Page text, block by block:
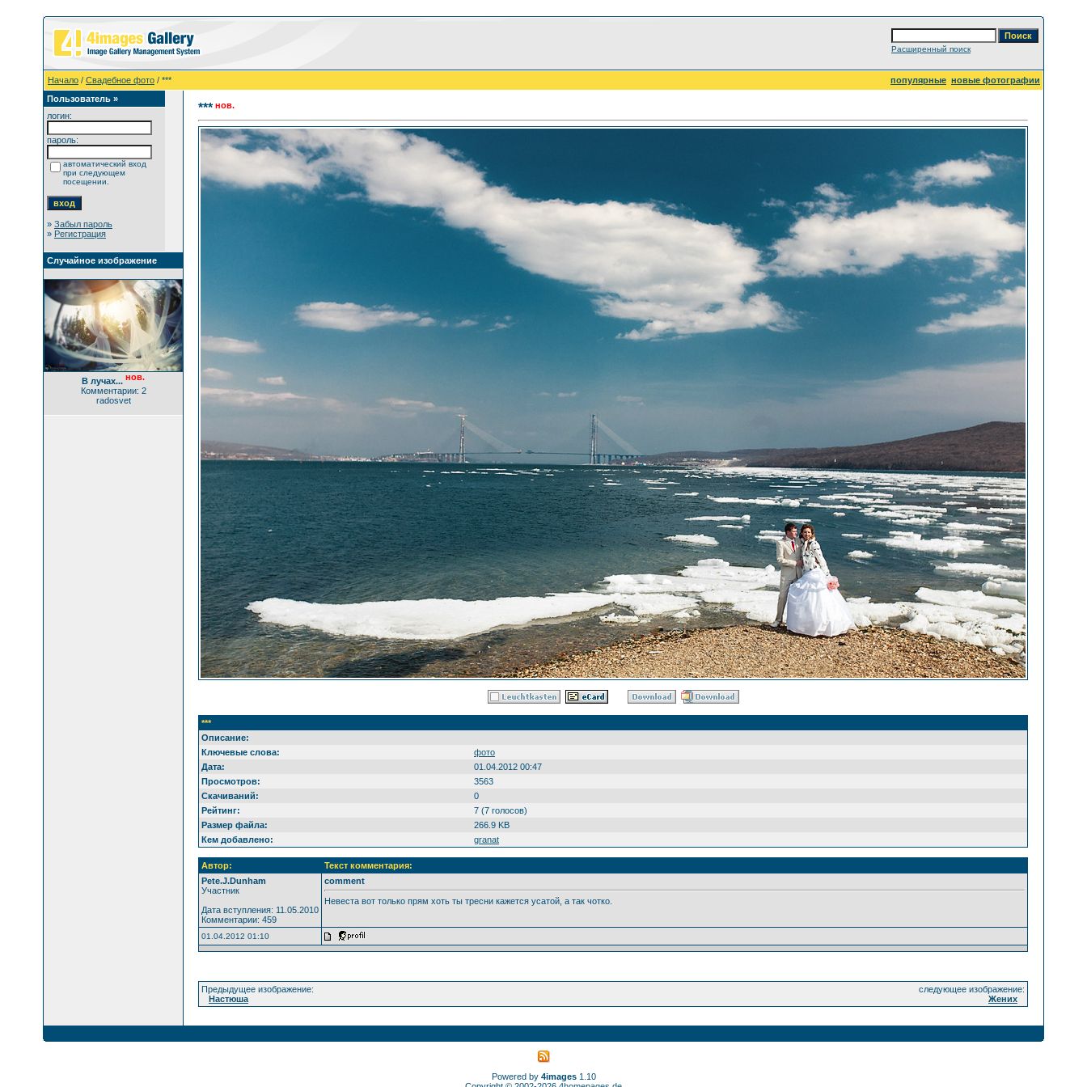
Расширенный поиск
Начало / Свадебное фото / *** популярные новые фотографии
Пользователь »
логин:
пароль:
автоматический вход
при следующем
посещении.
» Забыл пароль
» Регистрация
Случайное изображение
В лучах... нов.
Комментарии: 2
radosvet
*** нов.
***
Описание:
Ключевые слова:
фото
Дата:
01.04.2012 00:47
Просмотров:
3563
Скачиваний:
0
Рейтинг:
7 (7 голосов)
Размер файла:
266.9 KB
Кем добавлено:
granat
Автор:
Текст комментария:
Pete.J.Dunham
Участник
Дата вступления: 11.05.2010
Комментарии: 459
comment
Невеста вот только прям хоть ты тресни кажется усатой, а так чотко.
01.04.2012 01:10
Предыдущее изображение:
Настюша
следующее изображение:
Жених
Powered by 4images1.10